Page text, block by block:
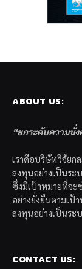
ABOUT US:
“ยกระดับความมั่
เราคือบริษัทวิจัยก
ลงทุนอย่างเป็นร
ซึ่งมีเป้าหมายที่จะ
อย่างยั่งยืนตามเป้
ลงทุนอย่างเป็นร
CONTACT US: